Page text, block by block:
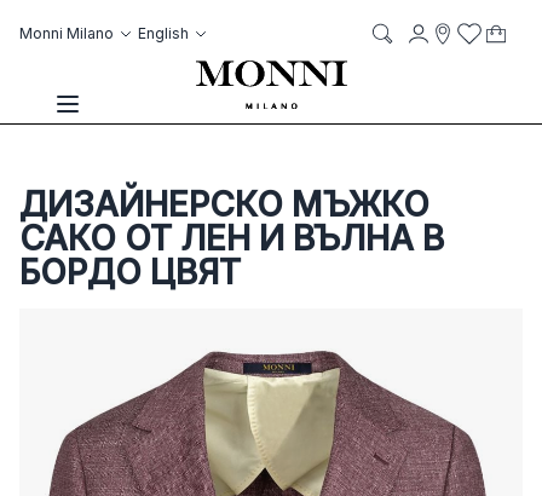
Monni Milano Language
English
Toggle Nav
AccountWish List
My
ДИЗАЙНЕРСКО МЪЖКО
САКО ОТ ЛЕН И ВЪЛНА В
БОРДО ЦВЯТ